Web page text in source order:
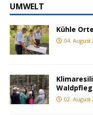
UMWELT
Kühle
04. August
02. August